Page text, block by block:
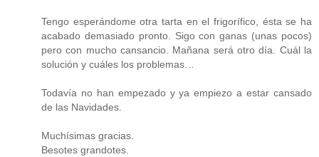
Tengo esperándome otra tarta en el frigorífico, ésta se ha
acabado demasiado pronto. Sigo con ganas (unas pocos)
pero con mucho cansancio. Mañana será otro día. Cuál la
solución y cuáles los problemas…
Todavía no han empezado y ya empiezo a estar cansado
de las Navidades.
Muchísimas gracias.
Besotes grandotes.